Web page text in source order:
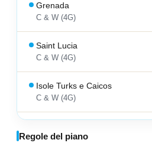
Grenada
C & W (4G)
Saint Lucia
C & W (4G)
Isole Turks e Caicos
C & W (4G)
Bouygues / DigiCel (4G)
Regole del piano